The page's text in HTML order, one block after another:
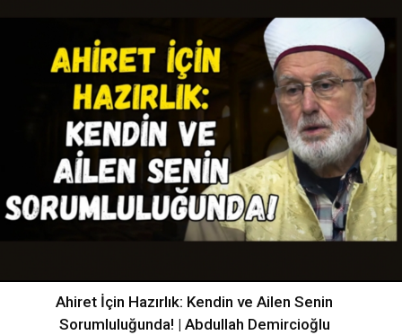
Ahiret İçin Hazırlık: Kendin ve Ailen Senin
Sorumluluğunda! | Abdullah Demircioğlu